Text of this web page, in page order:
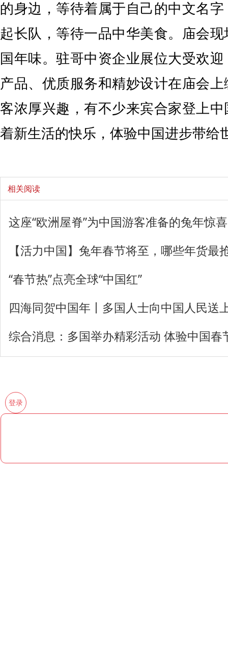
的身边，等待着属于自己的中文名
起长队，等待一品中华美食。庙会
国年味。驻哥中资企业展位大受欢
产品、优质服务和精妙设计在庙会
客浓厚兴趣，有不少来宾合家登上
着新生活的快乐，体验中国进步带给
相关阅读
这座“欧洲屋脊”为中国游客准备的兔年惊
【活力中国】兔年春节将至，哪些年货最
“春节热”点亮全球“中国红”
四海同贺中国年丨多国人士向中国人民送
综合消息：多国举办精彩活动 体验中国春
登录